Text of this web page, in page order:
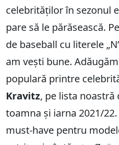
celebrităților în sezonul
pare să le părăsească.
de baseball cu literele
am vești bune.
populară printre
Kravitz, pe lista
toamna și iarna 2021/
must-have pentru